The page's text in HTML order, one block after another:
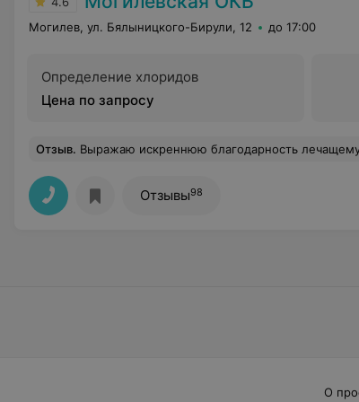
Могилев, ул. Бялыницкого-Бирули, 12 до 17:00
Определение хлоридов
Цена по запросу
Отзыв. Выражаю искреннюю благодарность лечащему врачу Хусейну Вулкановичу из ортопедического отделения Могилевской областной больницы за его профессионализм, чуткое отношение и проведенную операцию. Спасибо всему медицинскому персоналу отделения за
Отзывы98
О